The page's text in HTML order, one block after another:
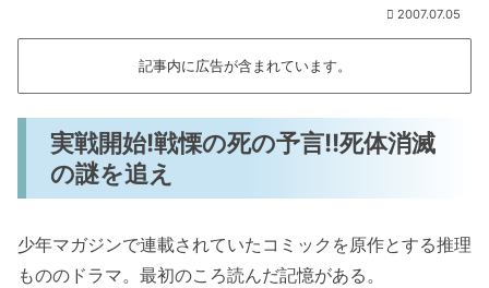
2007.07.05
記事内に広告が含まれています。
実戦開始!戦慄の死の予言!!死体消滅
の謎を追え
少年マガジンで連載されていたコミックを原作とする推理
もののドラマ。最初のころ読んだ記憶がある。